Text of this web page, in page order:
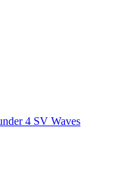
4 SV Waves